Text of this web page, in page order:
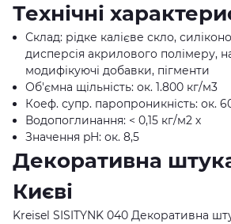
Технічні
Склад: рідке калієве скло,
дисперсія акрилового полімеру,
модифікуючі добавки, пігменти
Об'ємна щільність: ок. 1.800 кг/м3
Коеф. супр. паропроникність: ок.
Водопоглинання: < 0,15 кг/м2 х
Значення pH: ок. 8,5
Декоративна
Києві
Kreisel SISITYNK 040 Декоративна